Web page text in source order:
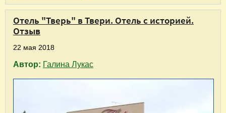
Отель "Тверь" в Твери. Отель с историей.
Отзыв
22 мая 2018
Автор: Галина Лукас